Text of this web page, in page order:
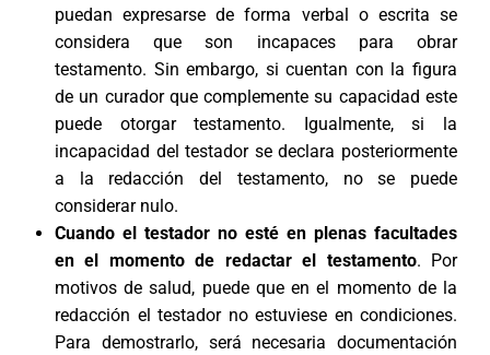
puedan expresarse de forma verbal o escrita se
considera que son incapaces para obrar
testamento. Sin embargo, si cuentan con la figura
de un curador que complemente su capacidad este
puede otorgar testamento. Igualmente, si la
incapacidad del testador se declara posteriormente
a la redacción del testamento, no se puede
considerar nulo.
Cuando el testador no esté en plenas facultades
en el momento de redactar el testamento. Por
motivos de salud, puede que en el momento de la
redacción el testador no estuviese en condiciones.
Para demostrarlo, será necesaria documentación